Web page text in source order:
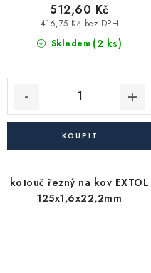
Skladem (2 ks)
416,75 Kč bez DPH
512,60 Kč
kotouč řezný na kov EXTOL
125x1,6x22,2mm